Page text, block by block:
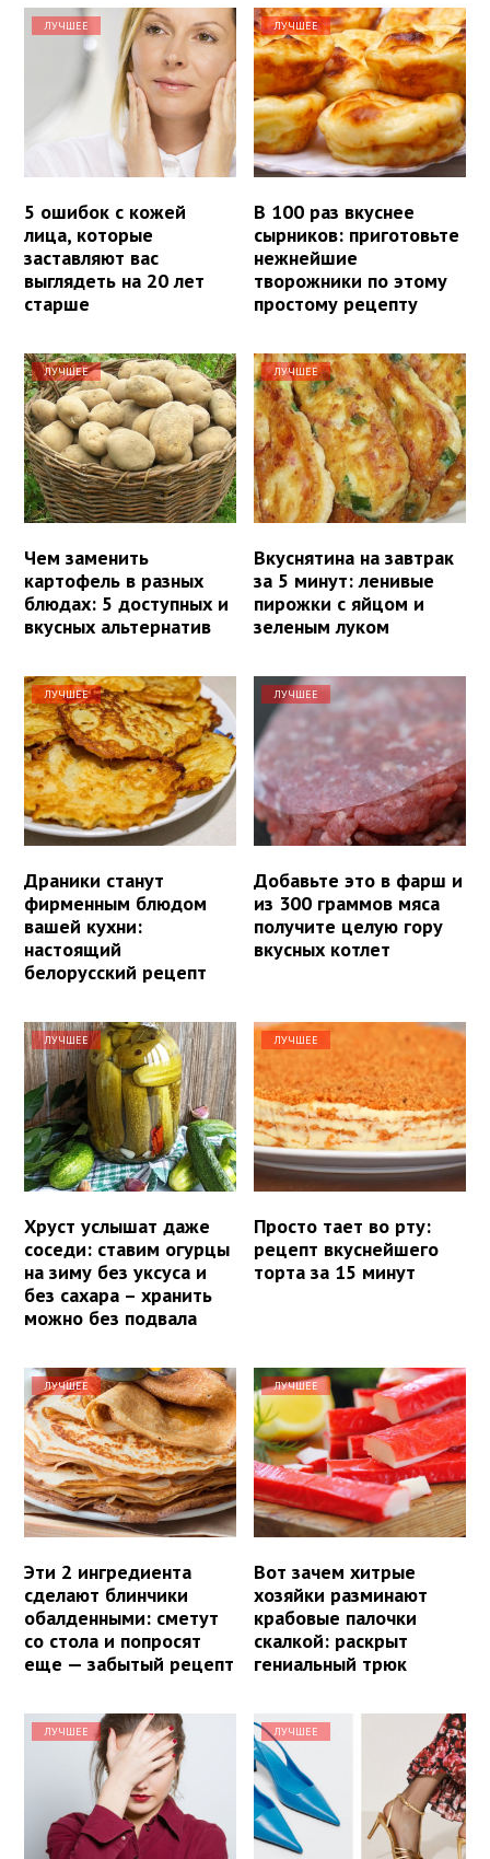
ЛУЧШЕЕ
5 ошибок с кожей
лица, которые
заставляют вас
выглядеть на 20 лет
старше
ЛУЧШЕЕ
В 100 раз вкуснее
сырников: приготовьте
нежнейшие
творожники по этому
простому рецепту
ЛУЧШЕЕ
Чем заменить
картофель в разных
блюдах: 5 доступных и
вкусных альтернатив
ЛУЧШЕЕ
Вкуснятина на завтрак
за 5 минут: ленивые
пирожки с яйцом и
зеленым луком
ЛУЧШЕЕ
Драники станут
фирменным блюдом
вашей кухни:
настоящий
белорусский рецепт
ЛУЧШЕЕ
Добавьте это в фарш и
из 300 граммов мяса
получите целую гору
вкусных котлет
ЛУЧШЕЕ
Хруст услышат даже
соседи: ставим огурцы
на зиму без уксуса и
без сахара – хранить
можно без подвала
ЛУЧШЕЕ
Просто тает во рту:
рецепт вкуснейшего
торта за 15 минут
ЛУЧШЕЕ
Эти 2 ингредиента
сделают блинчики
обалденными: сметут
со стола и попросят
еще — забытый рецепт
ЛУЧШЕЕ
Вот зачем хитрые
хозяйки разминают
крабовые палочки
скалкой: раскрыт
гениальный трюк
ЛУЧШЕЕ ЛУЧШЕЕ